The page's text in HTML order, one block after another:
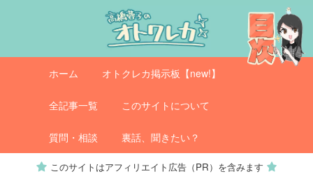
へ
オトクレカ
ュ
ホーム オトクレカ掲示板【new!】
全記事一覧 このサイトについて
質問・相談 裏話、聞きたい？
このサイトはアフィリエイト広告（PR）を含みます